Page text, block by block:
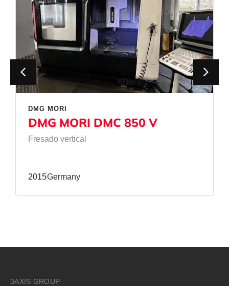
DMG MORI
DMG MORI DMC 850 V
Fresado vertical
2015Germany
3AXIS GROUP